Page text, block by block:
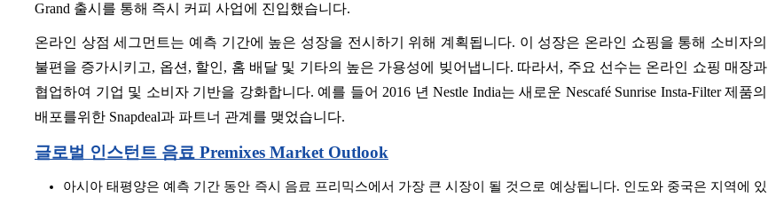
Grand 출시를 통해 즉시 커피 사업에 진입했습니다.
온라인 상점 세그먼트는 예측 기간에 높은 성장을 전시하기 위해 계획됩니다. 이 성장은 온라인 쇼핑을 통해 소비자의
불편을 증가시키고, 옵션, 할인, 홈 배달 및 기타의 높은 가용성에 빚어냅니다. 따라서, 주요 선수는 온라인 쇼핑 매장과
협업하여 기업 및 소비자 기반을 강화합니다. 예를 들어 2016 년 Nestle India는 새로운 Nescafé Sunrise Insta-Filter 제품의
배포를위한 Snapdeal과 파트너 관계를 맺었습니다.
글로벌 인스턴트 음료 Premixes Market Outlook
아시아 태평양은 예측 기간 동안 즉시 음료 프리믹스에서 가장 큰 시장이 될 것으로 예상됩니다. 인도와 중국은 지역에 있